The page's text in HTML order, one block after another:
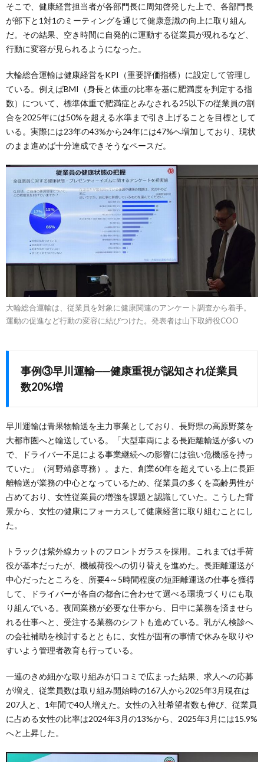
そこで、健康経営担当者が各部門長に周知啓発した上で、各部門長
が部下と1対1のミーティングを通じて健康意識の向上に取り組ん
だ。その結果、空き時間に自発的に運動する従業員が現れるなど、
行動に変容が見られるようになった。
大輪総合運輸は健康経営をKPI（重要評価指標）に設定して管理し
ている。例えばBMI（身長と体重の比率を基に肥満度を判定する指
数）について、標準体重で肥満症とみなされる25以下の従業員の割
合を2025年には50%を超える水準まで引き上げることを目標として
いる。実際には23年の43%から24年には47%へ増加しており、現状
のまま進めば十分達成できそうなペースだ。
大輪総合運輸は、従業員を対象に健康関連のアンケート調査から着手。
運動の促進など行動の変容に結びつけた。発表者は山下取締役COO
事例③早川運輸──健康重視が認知され従業員
数20%増
早川運輸は青果物輸送を主力事業としており、長野県の高原野菜を
大都市圏へと輸送している。「大型車両による長距離輸送が多いの
で、ドライバー不足による事業継続への影響には強い危機感を持っ
ていた」（河野靖彦専務）。また、創業60年を超えている上に長距
離輸送が業務の中心となっているため、従業員の多くを高齢男性が
占めており、女性従業員の増強を課題と認識していた。こうした背
景から、女性の健康にフォーカスして健康経営に取り組むことにし
た。
トラックは紫外線カットのフロントガラスを採用。これまでは手荷
役が基本だったが、機械荷役への切り替えを進めた。長距離運送が
中心だったところを、所要4～5時間程度の短距離運送の仕事を獲得
して、ドライバーが各自の都合に合わせて選べる環境づくりにも取
り組んでいる。夜間業務が必要な仕事から、日中に業務を済ませら
れる仕事へと、受注する業務のシフトも進めている。乳がん検診へ
の会社補助を検討するとともに、女性が固有の事情で休みを取りや
すいよう管理者教育も行っている。
一連のきめ細かな取り組みが口コミで広まった結果、求人への応募
が増え、従業員数は取り組み開始時の167人から2025年3月現在は
207人と、1年間で40人増えた。女性の入社希望者数も伸び、従業員
に占める女性の比率は2024年3月の13%から、2025年3月には15.9%
へと上昇した。